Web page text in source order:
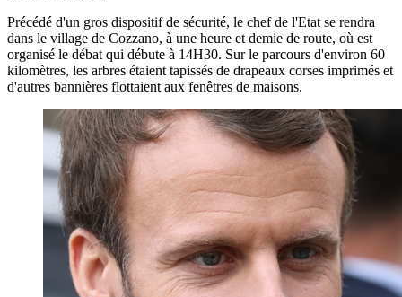
Précédé d'un gros dispositif de sécurité, le chef de l'Etat se rendra
dans le village de Cozzano, à une heure et demie de route, où est
organisé le débat qui débute à 14H30. Sur le parcours d'environ 60
kilomètres, les arbres étaient tapissés de drapeaux corses imprimés et
d'autres bannières flottaient aux fenêtres de maisons.